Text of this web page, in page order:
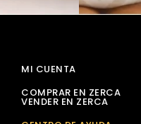
MI CUENTA
COMPRAR EN ZERCA
VENDER EN ZERCA